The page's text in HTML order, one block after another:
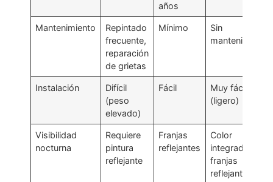
años
Mantenimiento
Repintado
frecuente,
reparación
de grietas
Mínimo
Sin
mantenimiento
Instalación
Difícil
(peso
elevado)
Fácil
Muy fácil
(ligero)
Visibilidad
nocturna
Requiere
pintura
reflejante
Franjas
reflejantes
Color
integrado +
franjas
reflejantes